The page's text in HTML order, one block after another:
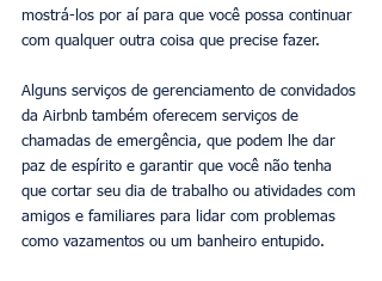
mostrá-los por aí para que você possa continuar
com qualquer outra coisa que precise fazer.
Alguns serviços de gerenciamento de convidados
da Airbnb também oferecem serviços de
chamadas de emergência, que podem lhe dar
paz de espírito e garantir que você não tenha
que cortar seu dia de trabalho ou atividades com
amigos e familiares para lidar com problemas
como vazamentos ou um banheiro entupido.